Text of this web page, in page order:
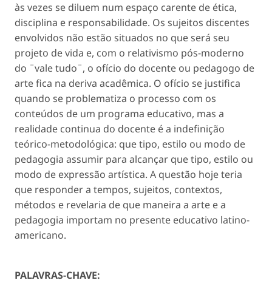
às vezes se diluem num espaço carente de ética,
disciplina e responsabilidade. Os sujeitos discentes
envolvidos não estão situados no que será seu
projeto de vida e, com o relativismo pós-moderno
do ¨vale tudo¨, o ofício do docente ou pedagogo de
arte fica na deriva acadêmica. O ofício se justifica
quando se problematiza o processo com os
conteúdos de um programa educativo, mas a
realidade continua do docente é a indefinição
teórico-metodológica: que tipo, estilo ou modo de
pedagogia assumir para alcançar que tipo, estilo ou
modo de expressão artística. A questão hoje teria
que responder a tempos, sujeitos, contextos,
métodos e revelaria de que maneira a arte e a
pedagogia importam no presente educativo latino-
americano.
PALAVRAS-CHAVE: